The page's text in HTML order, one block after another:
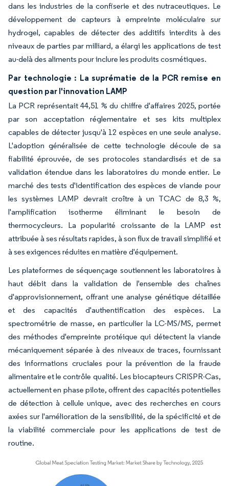
dans les industries de la confiserie et des nutraceutiques. Le
développement de capteurs à empreinte moléculaire sur
hydrogel, capables de détecter des additifs interdits à des
niveaux de parties par milliard, a élargi les applications de test
au-delà des aliments pour inclure les produits cosmétiques.
Par technologie : La suprématie de la PCR remise en
question par l'innovation LAMP
La PCR représentait 44,51 % du chiffre d'affaires 2025, portée
par son acceptation réglementaire et ses kits multiplex
capables de détecter jusqu'à 12 espèces en une seule analyse.
L'adoption généralisée de cette technologie découle de sa
fiabilité éprouvée, de ses protocoles standardisés et de sa
validation étendue dans les laboratoires du monde entier. Le
marché des tests d'identification des espèces de viande pour
les systèmes LAMP devrait croître à un TCAC de 8,3 %,
l'amplification isotherme éliminant le besoin de
thermocycleurs. La popularité croissante de la LAMP est
attribuée à ses résultats rapides, à son flux de travail simplifié et
à ses exigences réduites en matière d'équipement.
Les plateformes de séquençage soutiennent les laboratoires à
haut débit dans la validation de l'ensemble des chaînes
d'approvisionnement, offrant une analyse génétique détaillée
et des capacités d'authentification des espèces. La
spectrométrie de masse, en particulier la LC-MS/MS, permet
des méthodes d'empreinte protéique qui détectent la viande
mécaniquement séparée à des niveaux de traces, fournissant
des informations cruciales pour la prévention de la fraude
alimentaire et le contrôle qualité. Les biocapteurs CRISPR-Cas,
actuellement en phase pilote, offrent des capacités potentielles
de détection à cellule unique, avec des recherches en cours
axées sur l'amélioration de la sensibilité, de la spécificité et de
la viabilité commerciale pour les applications de test de
routine.